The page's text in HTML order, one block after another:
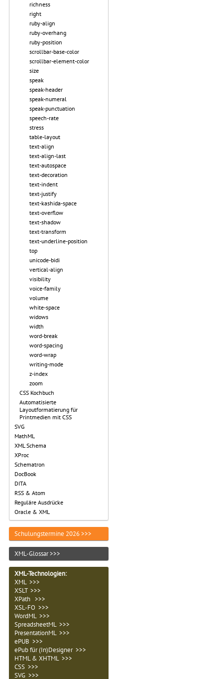
richness
right
ruby-align
ruby-overhang
ruby-position
scrollbar-base-color
scrollbar-element-color
size
speak
speak-header
speak-numeral
speak-punctuation
speech-rate
stress
table-layout
text-align
text-align-last
text-autospace
text-decoration
text-indent
text-justify
text-kashida-space
text-overflow
text-shadow
text-transform
text-underline-position
top
unicode-bidi
vertical-align
visibility
voice-family
volume
white-space
widows
width
word-break
word-spacing
word-wrap
writing-mode
z-index
zoom
CSS Kochbuch
Automatisierte
Layoutformatierung für
Printmedien mit CSS
SVG
MathML
XML Schema
XProc
Schematron
DocBook
DITA
RSS & Atom
Reguläre Ausdrücke
Oracle & XML
Schulungstermine 2026 >>>
XML-Glossar >>>
XML-Technologien:
XML >>>
XSLT >>>
XPath >>>
XSL-FO >>>
WordML >>>
SpreadsheetML >>>
PresentationML >>>
ePUB >>>
ePub für (In)Designer >>>
HTML & XHTML >>>
CSS >>>
SVG >>>